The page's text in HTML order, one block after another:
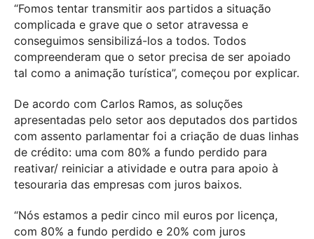
“Fomos tentar transmitir aos partidos a situação
complicada e grave que o setor atravessa e
conseguimos sensibilizá-los a todos. Todos
compreenderam que o setor precisa de ser apoiado
tal como a animação turística”, começou por explicar.
De acordo com Carlos Ramos, as soluções
apresentadas pelo setor aos deputados dos partidos
com assento parlamentar foi a criação de duas linhas
de crédito: uma com 80% a fundo perdido para
reativar/ reiniciar a atividade e outra para apoio à
tesouraria das empresas com juros baixos.
“Nós estamos a pedir cinco mil euros por licença,
com 80% a fundo perdido e 20% com juros